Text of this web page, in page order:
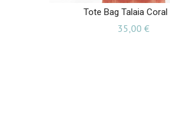
Tote Bag Talaia Coral
35,00 €Preis